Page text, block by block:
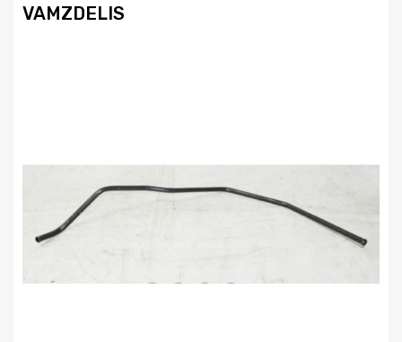
VAMZDELIS